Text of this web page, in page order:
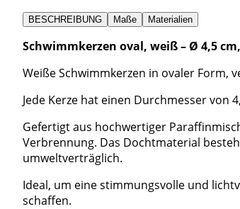
BESCHREIBUNG Maße Materialien
Schwimmkerzen oval, weiß – Ø 4,5
Weiße Schwimmkerzen in ovaler Form,
Jede Kerze hat einen Durchmesser von
Gefertigt aus hochwertiger
Verbrennung. Das Dochtmaterial
umweltverträglich.
Ideal, um eine stimmungsvolle und
schaffen.